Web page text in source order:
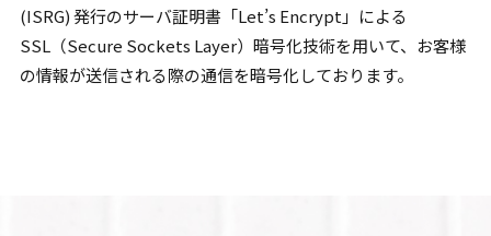
(ISRG) 発行のサーバ証明書「Let’s Encrypt」による
SSL（Secure Sockets Layer）暗号化技術を用いて、お客様
の情報が送信される際の通信を暗号化しております。